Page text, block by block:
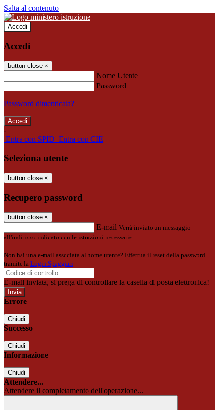
Salta al contenuto
Accedi
Accedi
button close ×
Nome Utente
Password
Password dimenticata?
-
Entra con SPID Entra con CIE
Seleziona utente
button close ×
Recupero password
button close ×
E-mail Verrà inviato un messaggio
all'indirizzo indicato con le istruzioni necessarie.
Non hai una e-mail associata al nome utente? Effettua il reset della password
tramite la Login Spaggiari
E-mail inviata, si prega di controllare la casella di posta elettronica!
Errore
Chiudi
Successo
Chiudi
Informazione
Chiudi
Attendere...
Attendere il completamento dell'operazione...